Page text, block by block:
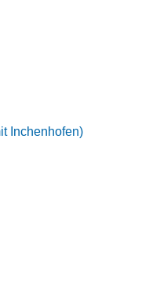
Inchenhofen)